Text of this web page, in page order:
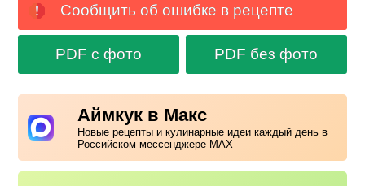
Сообщить об ошибке в рецепте
PDF с фото PDF без фото
Аймкук в Макс
Новые рецепты и кулинарные идеи каждый день в
Российском мессенджере MAX